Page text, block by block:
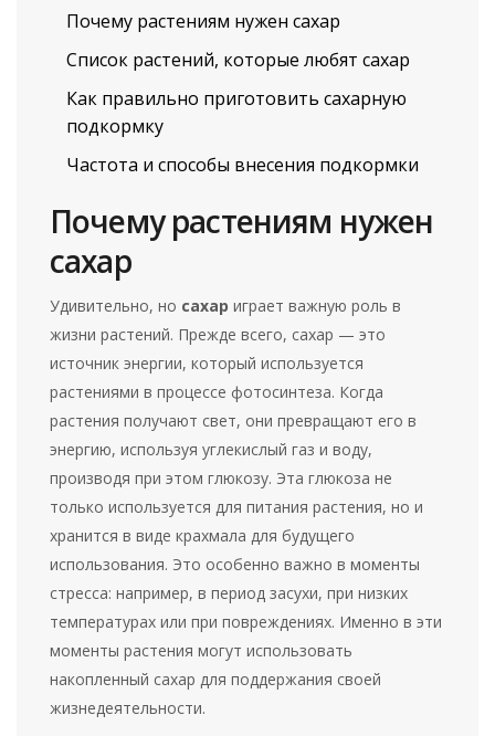
Почему растениям нужен сахар
Список растений, которые любят сахар
Как правильно приготовить сахарную
подкормку
Частота и способы внесения подкормки
Почему растениям нужен
сахар
Удивительно, но сахар играет важную роль в
жизни растений. Прежде всего, сахар — это
источник энергии, который используется
растениями в процессе фотосинтеза. Когда
растения получают свет, они превращают его в
энергию, используя углекислый газ и воду,
производя при этом глюкозу. Эта глюкоза не
только используется для питания растения, но и
хранится в виде крахмала для будущего
использования. Это особенно важно в моменты
стресса: например, в период засухи, при низких
температурах или при повреждениях. Именно в эти
моменты растения могут использовать
накопленный сахар для поддержания своей
жизнедеятельности.